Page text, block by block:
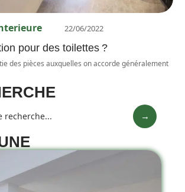
22/06/2022
pour des toilettes ?
des pièces auxquelles on accorde généralement